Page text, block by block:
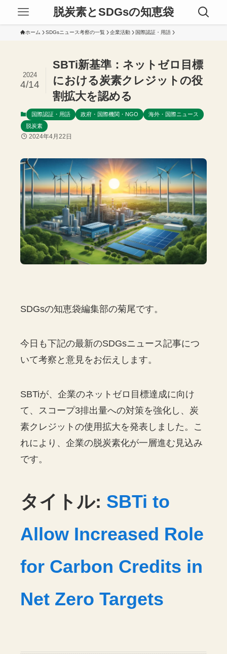
脱炭素とSDGsの知恵袋
ホーム SDGsニュース考察の一覧 企業活動 国際認証・用語
SBTi新基準：ネットゼロ目標
における炭素クレジットの役
割拡大を認める
2024
4/14
国際認証・用語 政府・国際機関・NGO
海外・国際ニュース
脱炭素
2024年4月22日
SDGsの知恵袋編集部の菊尾です。
今日も下記の最新のSDGsニュース記事につ
いて考察と意見をお伝えします。
SBTiが、企業のネットゼロ目標達成に向け
て、スコープ3排出量への対策を強化し、炭
素クレジットの使用拡大を発表しました。こ
れにより、企業の脱炭素化が一層進む見込み
です。
タイトル: SBTi to
Allow Increased Role
for Carbon Credits in
Net Zero Targets